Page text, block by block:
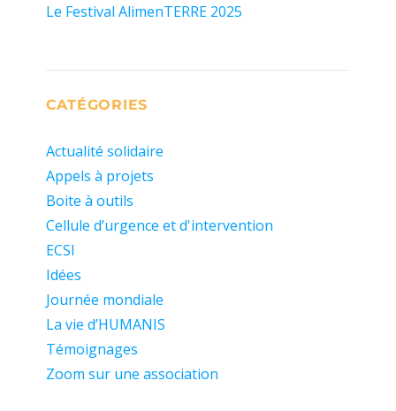
Le Festival AlimenTERRE 2025
CATÉGORIES
Actualité solidaire
Appels à projets
Boite à outils
Cellule d’urgence et d'intervention
ECSI
Idées
Journée mondiale
La vie d’HUMANIS
Témoignages
Zoom sur une association